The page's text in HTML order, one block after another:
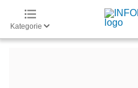
Kategorie